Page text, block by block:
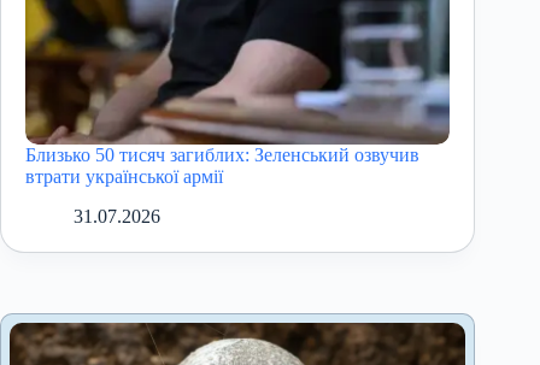
Близько 50 тисяч загиблих: Зеленський озвучив
втрати української армії
31.07.2026